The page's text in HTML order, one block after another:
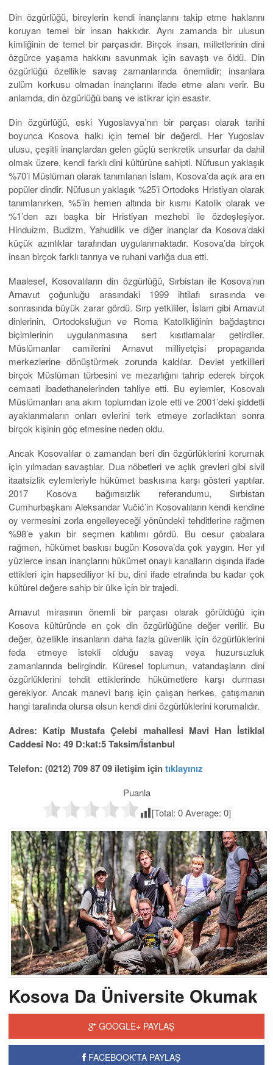
Din özgürlüğü, bireylerin kendi inançlarını takip etme haklarını
koruyan temel bir insan hakkıdır. Aynı zamanda bir ulusun
kimliğinin de temel bir parçasıdır. Birçok insan, milletlerinin dini
özgürce yaşama hakkını savunmak için savaştı ve öldü. Din
özgürlüğü özellikle savaş zamanlarında önemlidir; insanlara
zulüm korkusu olmadan inançlarını ifade etme alanı verir. Bu
anlamda, din özgürlüğü barış ve istikrar için esastır.
Din özgürlüğü, eski Yugoslavya’nın bir parçası olarak tarihi
boyunca Kosova halkı için temel bir değerdi. Her Yugoslav
ulusu, çeşitli inançlardan gelen güçlü senkretik unsurlar da dahil
olmak üzere, kendi farklı dini kültürüne sahipti. Nüfusun yaklaşık
%70’i Müslüman olarak tanımlanan İslam, Kosova’da açık ara en
popüler dindir. Nüfusun yaklaşık %25’i Ortodoks Hristiyan olarak
tanımlanırken, %5’in hemen altında bir kısmı Katolik olarak ve
%1’den azı başka bir Hristiyan mezhebi ile özdeşleşiyor.
Hinduizm, Budizm, Yahudilik ve diğer inançlar da Kosova’daki
küçük azınlıklar tarafından uygulanmaktadır. Kosova’da birçok
insan birçok farklı tanrıya ve ruhani varlığa dua etti.
Maalesef, Kosovalıların din özgürlüğü, Sırbistan ile Kosova’nın
Arnavut çoğunluğu arasındaki 1999 ihtilafı sırasında ve
sonrasında büyük zarar gördü. Sırp yetkililer, İslam gibi Arnavut
dinlerinin, Ortodoksluğun ve Roma Katolikliğinin bağdaştırıcı
biçimlerinin uygulanmasına sert kısıtlamalar getirdiler.
Müslümanlar camilerini Arnavut milliyetçisi propaganda
merkezlerine dönüştürmek zorunda kaldılar. Devlet yetkilileri
birçok Müslüman türbesini ve mezarlığını tahrip ederek birçok
cemaati ibadethanelerinden tahliye etti. Bu eylemler, Kosovalı
Müslümanları ana akım toplumdan izole etti ve 2001’deki şiddetli
ayaklanmaların onları evlerini terk etmeye zorladıktan sonra
birçok kişinin göç etmesine neden oldu.
Ancak Kosovalılar o zamandan beri din özgürlüklerini korumak
için yılmadan savaştılar. Dua nöbetleri ve açlık grevleri gibi sivil
itaatsizlik eylemleriyle hükümet baskısına karşı gösteri yaptılar.
2017 Kosova bağımsızlık referandumu, Sırbistan
Cumhurbaşkanı Aleksandar Vučić’in Kosovalıların kendi kendine
oy vermesini zorla engelleyeceği yönündeki tehditlerine rağmen
%98’e yakın bir seçmen katılımı gördü. Bu cesur çabalara
rağmen, hükümet baskısı bugün Kosova’da çok yaygın. Her yıl
yüzlerce insan inançlarını hükümet onaylı kanalların dışında ifade
ettikleri için hapsediliyor ki bu, dini ifade etrafında bu kadar çok
kültürel değere sahip bir ülke için bir trajedi.
Arnavut mirasının önemli bir parçası olarak görüldüğü için
Kosova kültüründe en çok din özgürlüğüne değer verilir. Bu
değer, özellikle insanların daha fazla güvenlik için özgürlüklerini
feda etmeye istekli olduğu savaş veya huzursuzluk
zamanlarında belirgindir. Küresel toplumun, vatandaşların dini
özgürlüklerini tehdit ettiklerinde hükümetlere karşı durması
gerekiyor. Ancak manevi barış için çalışan herkes, çatışmanın
hangi tarafında olursa olsun kendi dini özgürlüklerini korumalıdır.
Adres: Katip Mustafa Çelebi mahallesi Mavi Han İstiklal
Caddesi No: 49 D:kat:5 Taksim/İstanbul
Telefon: (0212) 709 87 09 iletişim içintıklayınız
Puanla
[Total: 0Average: 0]
Kosova Da Üniversite Okumak
GOOGLE+ PAYLAŞ
FACEBOOK’TA PAYLAŞ